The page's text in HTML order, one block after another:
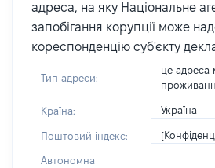
адреса, на яку Національне
запобігання корупції може
кореспонденцію суб'єкту
Тип адреси:
це адреса
Країна: Україна
Поштовий індекс:
Автономна